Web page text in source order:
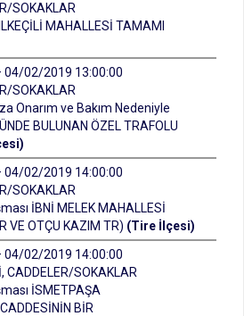
SOKAKLAR
MAHALLESİ TAMAMI
02/2019 13:00:00
SOKAKLAR
Onarım ve Bakım Nedeniyle
BULUNAN ÖZEL TRAFOLU
02/2019 14:00:00
SOKAKLAR
İBNİ MELEK MAHALLESİ
VE OTÇU KAZIM TR) (Tire İlçesi)
02/2019 14:00:00
CADDELER/SOKAKLAR
İSMETPAŞA
BİR